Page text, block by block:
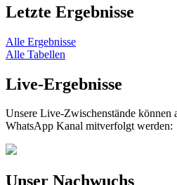
Letzte Ergebnisse
Alle Ergebnisse
Alle Tabellen
Live-Ergebnisse
Unsere Live-Zwischenstände können
WhatsApp Kanal mitverfolgt werden:
Unser Nachwuchs